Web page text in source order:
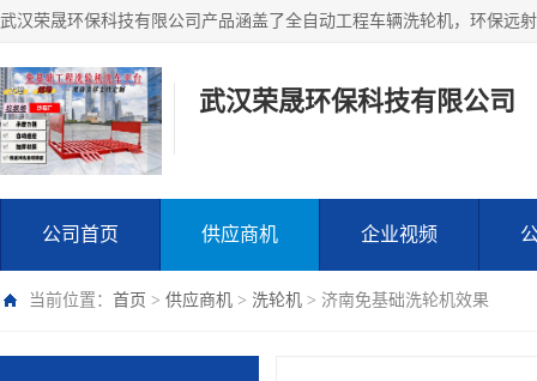
武汉荣晟环保科技有限公司
公司首页 供应商机 企业视频
当前位置： 首页 > 供应商机 > 洗轮机 > 济南免基础洗轮机效果